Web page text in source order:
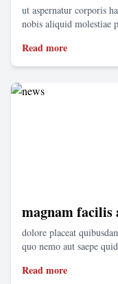
ut aspernatur corporis
nobis aliquid molestiae
Read more
magnam facilis
dolore placeat
quo nemo aut saepe
Read more